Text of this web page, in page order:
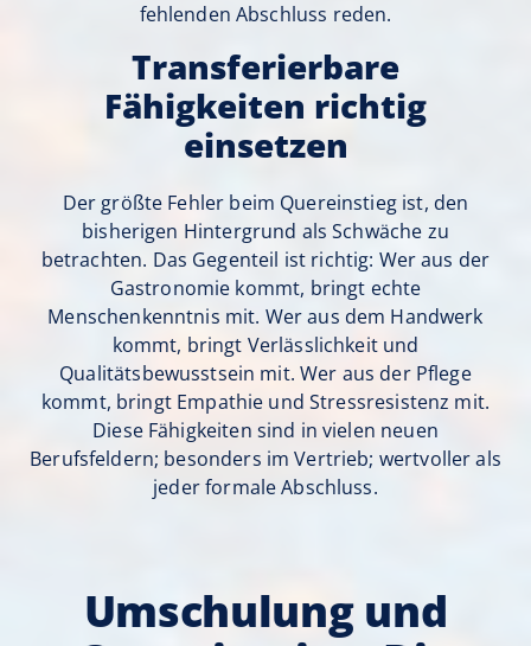
fehlenden Abschluss reden.
Transferierbare
Fähigkeiten richtig
einsetzen
Der größte Fehler beim Quereinstieg ist, den
bisherigen Hintergrund als Schwäche zu
betrachten. Das Gegenteil ist richtig: Wer aus der
Gastronomie kommt, bringt echte
Menschenkenntnis mit. Wer aus dem Handwerk
kommt, bringt Verlässlichkeit und
Qualitätsbewusstsein mit. Wer aus der Pflege
kommt, bringt Empathie und Stressresistenz mit.
Diese Fähigkeiten sind in vielen neuen
Berufsfeldern; besonders im Vertrieb; wertvoller als
jeder formale Abschluss.
Umschulung und